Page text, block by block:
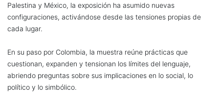
Palestina y México, la exposición ha asumido nuevas
configuraciones, activándose desde las tensiones propias de
cada lugar.
En su paso por Colombia, la muestra reúne prácticas que
cuestionan, expanden y tensionan los límites del lenguaje,
abriendo preguntas sobre sus implicaciones en lo social, lo
político y lo simbólico.